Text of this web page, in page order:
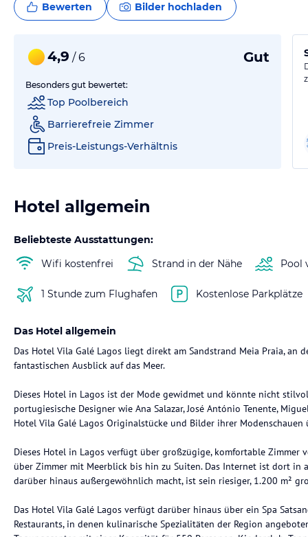
Bewerten Bilder hochladen
4,9 / 6 Gut
Besonders gut bewertet:
Top Poolbereich
Barrierefreie Zimmer
Preis-Leistungs-Verhältnis
Hotel allgemein
Beliebteste Ausstattungen:
Wifi kostenfrei
Strand in der Nähe Pool
1 Stunde zum Flughafen Kostenlose Parkplätze
Das Hotel allgemein
Das Hotel Vila Galé Lagos liegt direkt am Sandstrand Meia Praia, an
fantastischen Ausblick auf das Meer.
Dieses Hotel in Lagos ist der Mode gewidmet und könnte nicht
portugiesische Designer wie Ana Salazar, José António Tenente,
Hotel Vila Galé Lagos Originalstücke und Bilder ihrer Modenschauen
Dieses Hotel in Lagos verfügt über großzügige, komfortable Zimmer
über Zimmer mit Meerblick bis hin zu Suiten. Das Internet ist dort in
darüber hinaus außergewöhnlich macht, ist sein riesiger, 1.200 m²
Das Hotel Vila Galé Lagos verfügt darüber hinaus über ein Spa
Restaurants, in denen kulinarische Spezialitäten der Region